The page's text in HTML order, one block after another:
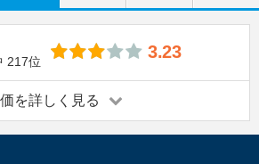
217位 3.23
を詳しく見る